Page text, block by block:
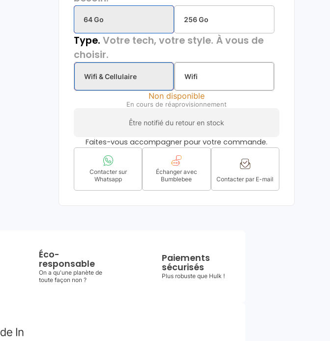
64 Go 256 Go
Type. Votre tech, votre style. À vous de
choisir.
Wifi & Cellulaire Wifi
Non disponible
En cours de réaprovisionnement
Être notifié du retour en stock
Faites-vous accompagner pour votre commande.
Contacter sur
Whatsapp
Échanger avec
Bumblebee
Contacter par E-mail
Éco-
responsable
On a qu'une planète de
toute façon non ?
Paiements
sécurisés
Plus robuste que Hulk !